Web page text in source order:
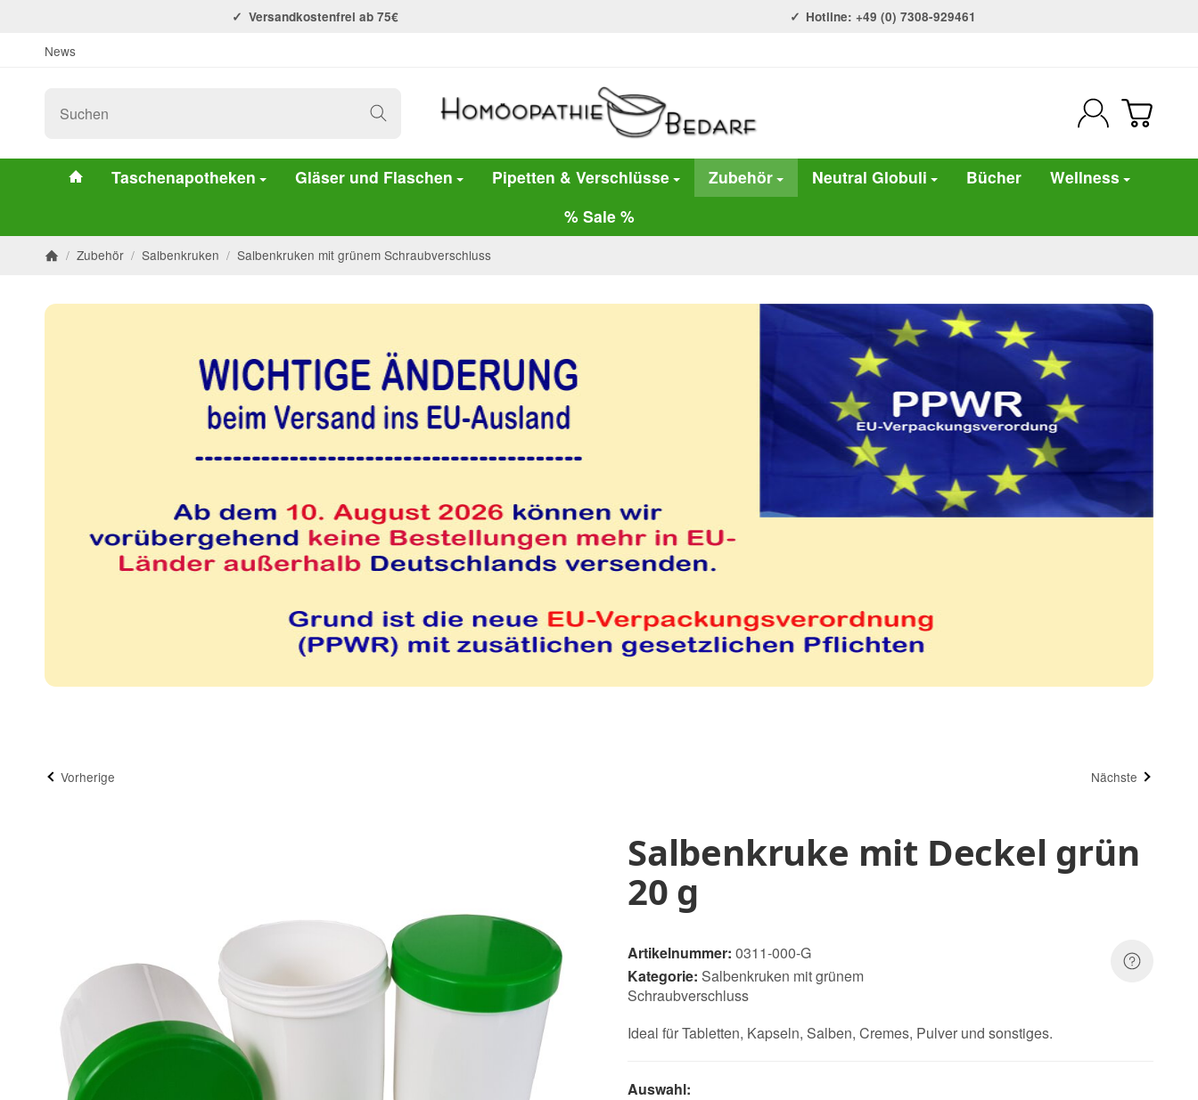
Versandkostenfrei ab 75€ Hotline: +49 (0) 7308-929461
News
#custom.linkHome#
Taschenapotheken Gläser und Flaschen Pipetten & Verschlüsse Zubehör Neutral Globuli Bücher
Wellness
% Sale %
/ Zubehör / Salbenkruken / Salbenkruken mit grünem Schraubverschluss
Vorherige Nächste
Salbenkruke mit Deckel grün
20 g
Artikelnummer: 0311-000-G
Kategorie: Salbenkruken mit grünem
Schraubverschluss
Ideal für Tabletten, Kapseln, Salben, Cremes, Pulver und sonstiges.
Auswahl: